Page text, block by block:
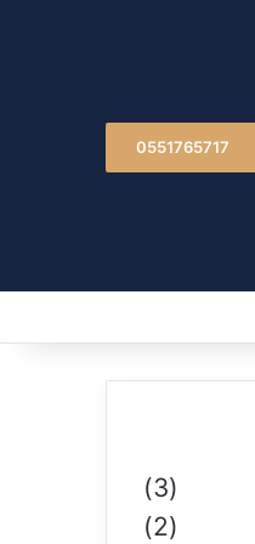
0551765717
(3)
(2)